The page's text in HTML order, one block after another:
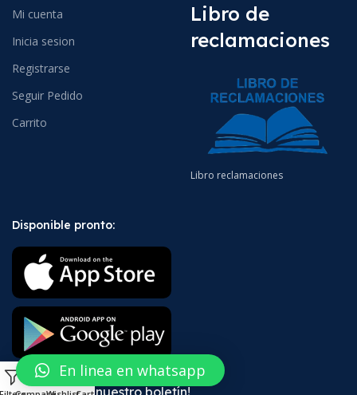
Mi cuenta
Inicia sesion
Registrarse
Seguir Pedido
Carrito
Libro de
reclamaciones
Libro reclamaciones
Disponible pronto:
0
En linea en whatsapp